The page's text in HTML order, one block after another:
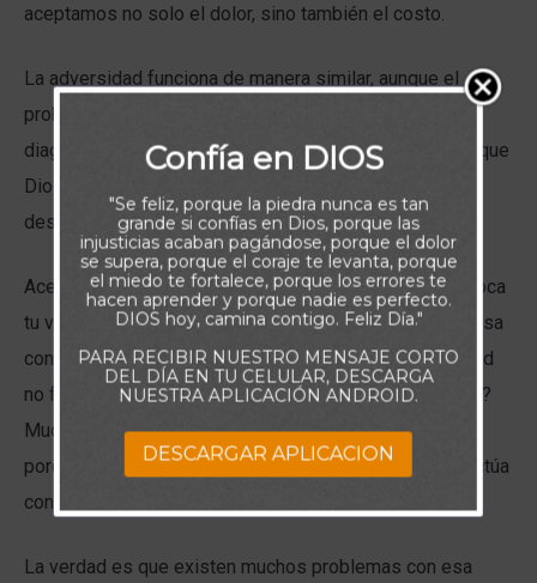
aceptamos no solo el dolor, sino también el costo.
La adversidad funciona de manera similar, aunque el
problema suele ser espiritual y no siempre fácil de
diagnosticar. Sin embargo, es una de las herramientas que
Dios utiliza para extirpar aquello que nos está dañando
desde adentro.
Aceptar esto puede ser difícil. Cuando el sufrimiento toca
tu vida o la de alguien cercano, puede parecer una excusa
conveniente. Pero detente a reflexionar: si la adversidad
no fuera un instrumento en la mano de Dios, ¿qué sería?
Muchos niegan la existencia del Señor precisamente
porque el dolor existe. Pero eso implicaría que Dios actúa
conforme a nuestros deseos humanos.
La verdad es que existen muchos problemas con esa
Confía en DIOS
"Se feliz, porque la piedra nunca es tan
grande si confías en Dios, porque las
injusticias acaban pagándose, porque el dolor
se supera, porque el coraje te levanta, porque
el miedo te fortalece, porque los errores te
hacen aprender y porque nadie es perfecto.
DIOS hoy, camina contigo. Feliz Día."
PARA RECIBIR NUESTRO MENSAJE CORTO
DEL DÍA EN TU CELULAR, DESCARGA
NUESTRA APLICACIÓN ANDROID.
DESCARGAR APLICACION